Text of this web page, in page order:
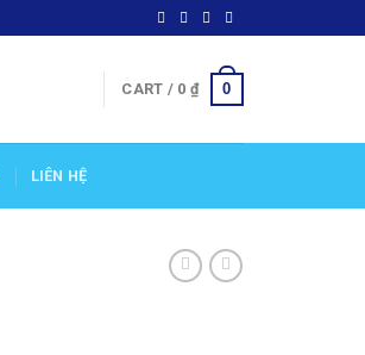
CART / 0 ₫ 0
LIÊN HỆ